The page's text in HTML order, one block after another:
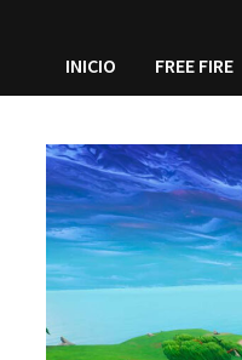
INICIO FREE FIRE